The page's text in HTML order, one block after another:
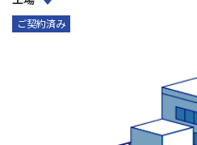
ご契約済み